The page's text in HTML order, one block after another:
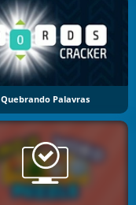
Quebrando Palavras